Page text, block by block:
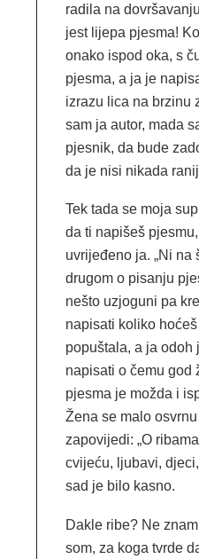
radila na
jest lijepa pjesma!
onako ispod oka, s
pjesma, a ja je
izrazu lica na brzinu
sam ja autor, mada
pjesnik, da bude
da je nisi nikada
Tek tada se moja
da ti napišeš
uvrijeđeno ja. „Ni na
drugom o pisanju
nešto uzjoguni pa
napisati koliko
popuštala, a ja odoh
napisati o čemu god
pjesma je možda i
Žena se malo
zapovijedi: „O
cvijeću, ljubavi,
sad je bilo kasno.
Dakle ribe? Ne
som, za koga tvrde